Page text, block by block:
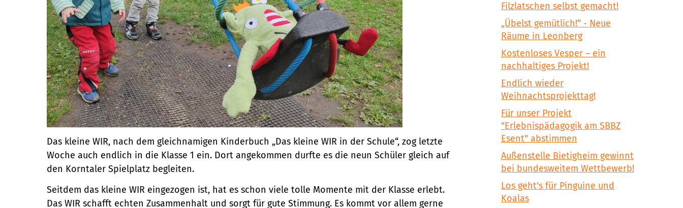
Das kleine WIR, nach dem gleichnamigen Kinderbuch „Das kleine WIR in der Schule“, zog letzte
Woche auch endlich in die Klasse 1 ein. Dort angekommen durfte es die neun Schüler gleich auf
den Korntaler Spielplatz begleiten.
Seitdem das kleine WIR eingezogen ist, hat es schon viele tolle Momente mit der Klasse erlebt.
Das WIR schafft echten Zusammenhalt und sorgt für gute Stimmung. Es kommt vor allem gerne
Filzlatschen selbst gemacht!
„Übelst gemütlich!“ - Neue
Räume in Leonberg
Kostenloses Vesper – ein
nachhaltiges Projekt!
Endlich wieder
Weihnachtsprojekttag!
Für unser Projekt
"Erlebnispädagogik am SBBZ
Esent" abstimmen
Außenstelle Bietigheim gewinnt
bei bundesweitem Wettbewerb!
Los geht's für Pinguine und
Koalas